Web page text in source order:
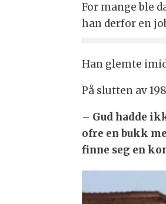
For mange ble
han derfor en
Han glemte
På slutten av
– Gud hadde
ofre en bukk
finne seg en